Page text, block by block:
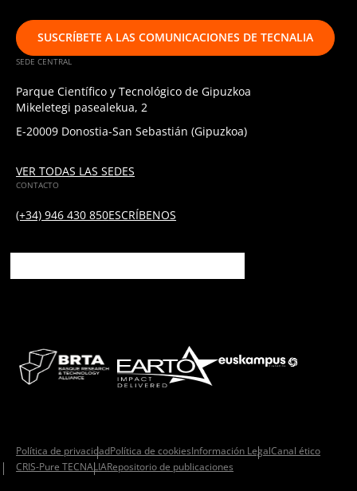
SUSCRÍBETE A LAS COMUNICACIONES DE TECNALIA
SEDE CENTRAL
Parque Científico y Tecnológico de Gipuzkoa
Mikeletegi pasealekua, 2
E-20009 Donostia-San Sebastián (Gipuzkoa)
VER TODAS LAS SEDES
CONTACTO
(+34) 946 430 850ESCRÍBENOS
Política de privacidadPolítica de cookiesInformación LegalCanal ético
CRIS-Pure TECNALIARepositorio de publicaciones